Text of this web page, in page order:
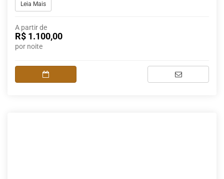
Leia Mais
A partir de
R$ 1.100,00
por noite